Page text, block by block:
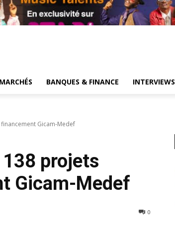
BANQUES & FINANCE INTERVIEWS
Gicam-Medef
138 projets
Gicam-Medef
0